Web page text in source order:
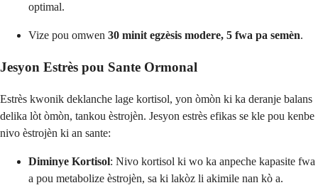
optimal.
Vize pou omwen 30 minit egzèsis modere, 5 fwa pa semèn.
Jesyon Estrès pou Sante Ormonal
Estrès kwonik deklanche lage kortisol, yon òmòn ki ka deranje balans
delika lòt òmòn, tankou èstrojèn. Jesyon estrès efikas se kle pou kenbe
nivo èstrojèn ki an sante:
Diminye Kortisol: Nivo kortisol ki wo ka anpeche kapasite fwa
a pou metabolize èstrojèn, sa ki lakòz li akimile nan kò a.